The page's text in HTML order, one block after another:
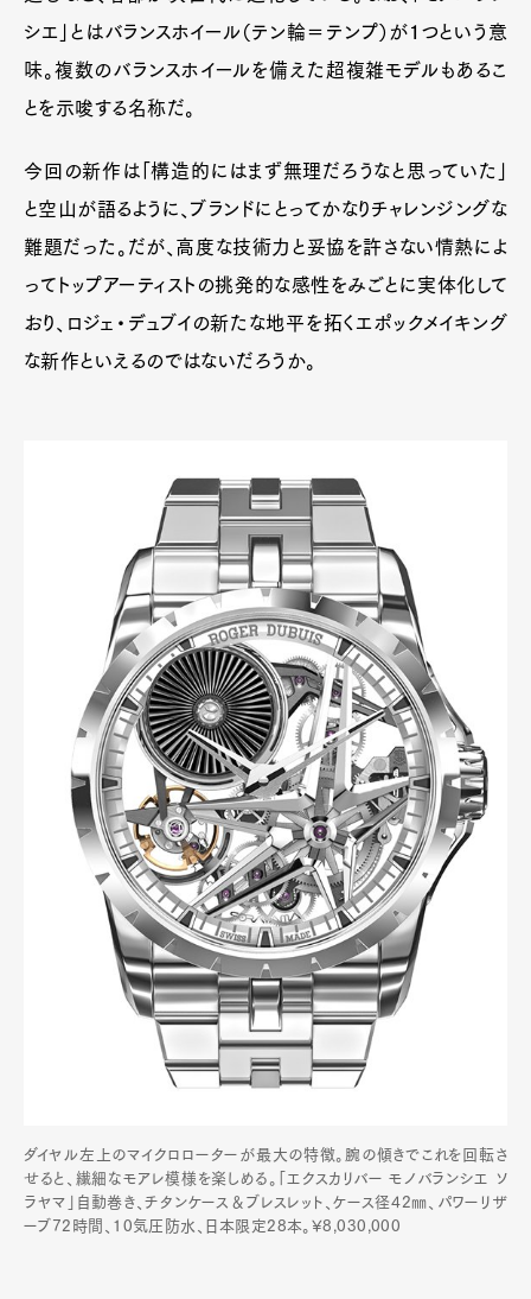
シエ」とはバランスホイール（テン輪＝テンプ）が１つという意
味。複数のバランスホイールを備えた超複雑モデルもあるこ
とを示唆する名称だ。
今回の新作は「構造的にはまず無理だろうなと思っていた」
と空山が語るように、ブランドにとってかなりチャレンジングな
難題だった。だが、高度な技術力と妥協を許さない情熱によ
ってトップアーティストの挑発的な感性をみごとに実体化して
おり、ロジェ・デュブイの新たな地平を拓くエポックメイキング
な新作といえるのではないだろうか。
ダイヤル左上のマイクロローターが最大の特徴。腕の傾きでこれを回転さ
せると、繊細なモアレ模様を楽しめる。「エクスカリバー モノバランシエ ソ
ラヤマ」自動巻き、チタンケース＆ブレスレット、ケース径42㎜、パワーリザ
ーブ72時間、10気圧防水、日本限定28本。¥8,030,000